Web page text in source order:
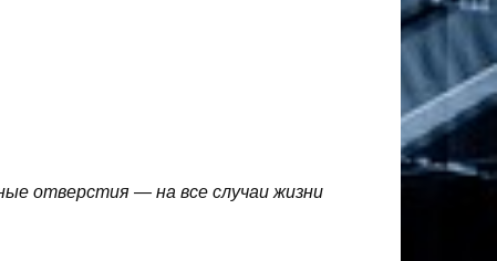
отверстия — на все случаи жизни